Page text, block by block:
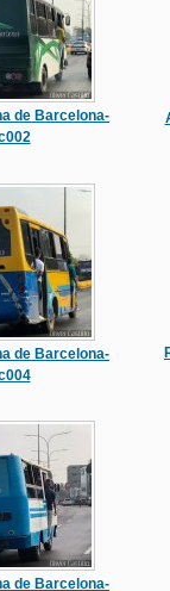
de Barcelona-
de Barcelona-
de Barcelona-